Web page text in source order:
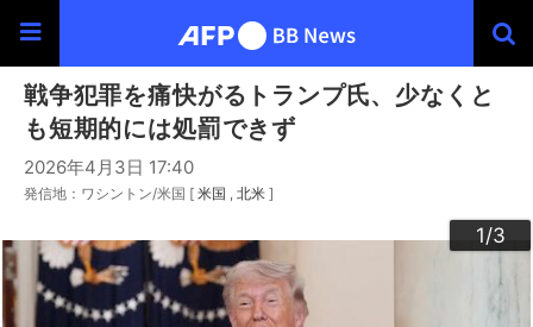
戦争犯罪を痛快がるトランプ氏、少なくと
も短期的には処罰できず
2026年4月3日 17:40
発信地：ワシントン/米国 [ 米国 北米 ]
1/3
2/3
3/3